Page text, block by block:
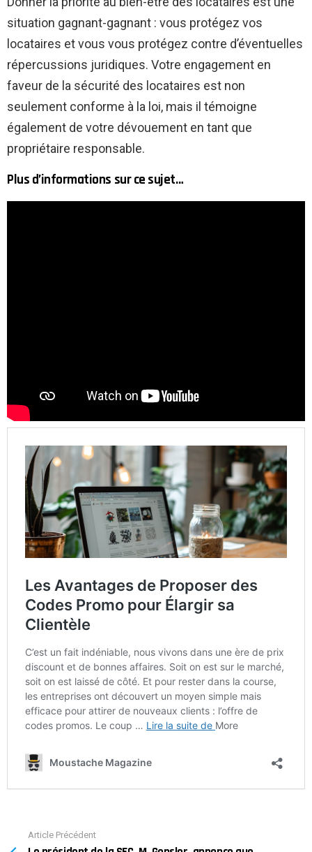
situation gagnant-gagnant : vous protégez vos
locataires et vous vous protégez contre d’éventuelles
répercussions juridiques. Votre engagement en
faveur de la sécurité des locataires est non
seulement conforme à la loi, mais il témoigne
également de votre dévouement en tant que
propriétaire responsable.
Plus d’informations sur ce sujet…
Article Précédent